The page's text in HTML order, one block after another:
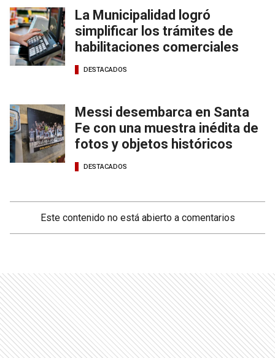
La Municipalidad logró
simplificar los trámites de
habilitaciones comerciales
DESTACADOS
Messi desembarca en Santa
Fe con una muestra inédita de
fotos y objetos históricos
DESTACADOS
Este contenido no está abierto a comentarios